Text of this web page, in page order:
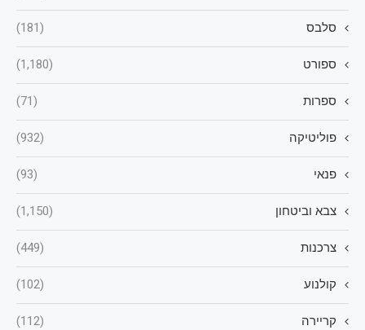
סלבס (181)
ספורט (1,180)
ספרות (71)
פוליטיקה (932)
פנאי (93)
צבא וביטחון (1,150)
צרכנות (449)
קולנוע (102)
קריירה (112)